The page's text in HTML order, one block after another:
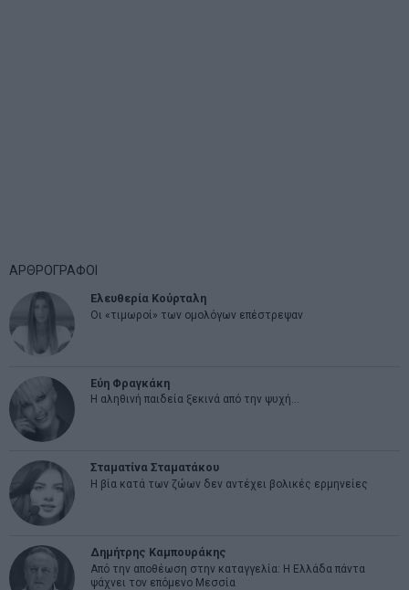
ΑΡΘΡΟΓΡΑΦΟΙ
Ελευθερία Κούρταλη
Οι «τιμωροί» των ομολόγων επέστρεψαν
Εύη Φραγκάκη
Η αληθινή παιδεία ξεκινά από την ψυχή…
Σταματίνα Σταματάκου
Η βία κατά των ζώων δεν αντέχει βολικές ερμηνείες
Δημήτρης Καμπουράκης
Από την αποθέωση στην καταγγελία: Η Ελλάδα πάντα
ψάχνει τον επόμενο Μεσσία